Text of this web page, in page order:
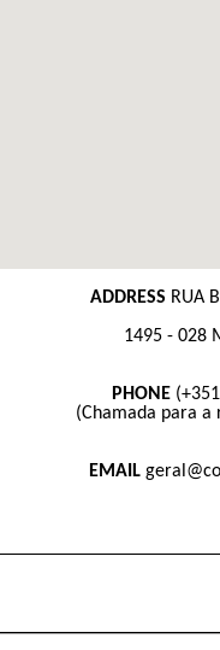
ADDRESS RUA
1495 - 028
PHONE
(Chamada para a
EMAIL